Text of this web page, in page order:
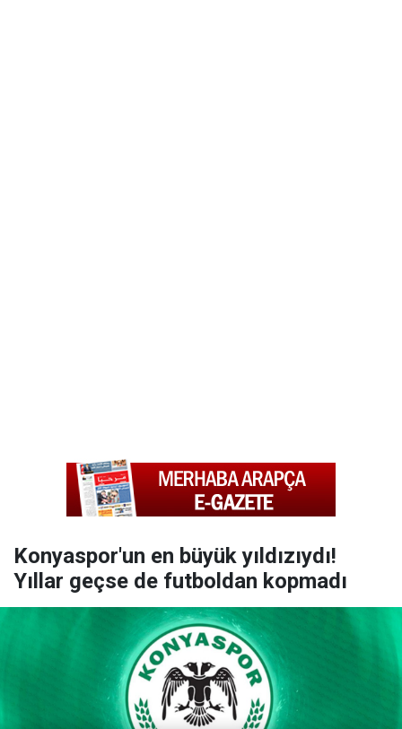
Konyaspor'un en büyük yıldızıydı!
Yıllar geçse de futboldan kopmadı